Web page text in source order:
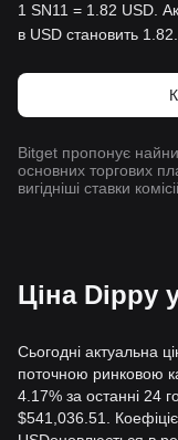
1 SN11 = 1.82 USD.
в USD становить
Bitget пропонує
основних торгових
вигідніші ставки
Ціна Dippy
Сьогодні актуальна
поточною ринковою
4.17% за останні 24
$541,036.51.